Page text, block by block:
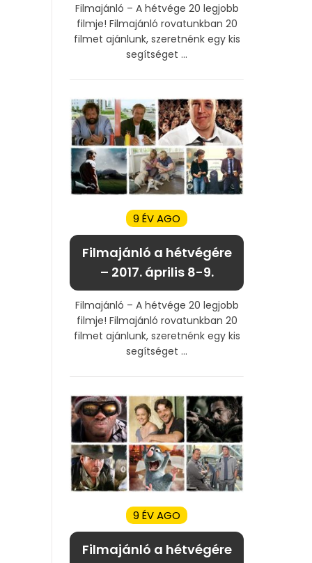
Filmajánló – A hétvége 20 legjobb
filmje! Filmajánló rovatunkban 20
filmet ajánlunk, szeretnénk egy kis
segítséget ...
9 ÉV AGO
Filmajánló a hétvégére
– 2017. április 8-9.
Filmajánló – A hétvége 20 legjobb
filmje! Filmajánló rovatunkban 20
filmet ajánlunk, szeretnénk egy kis
segítséget ...
9 ÉV AGO
Filmajánló a hétvégére